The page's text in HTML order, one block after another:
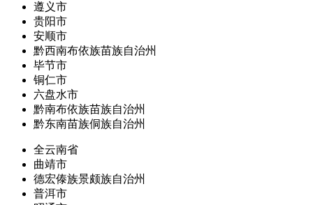
遵义市
贵阳市
安顺市
黔西南布依族苗族自治州
毕节市
铜仁市
六盘水市
黔南布依族苗族自治州
黔东南苗族侗族自治州
全云南省
曲靖市
德宏傣族景颇族自治州
普洱市